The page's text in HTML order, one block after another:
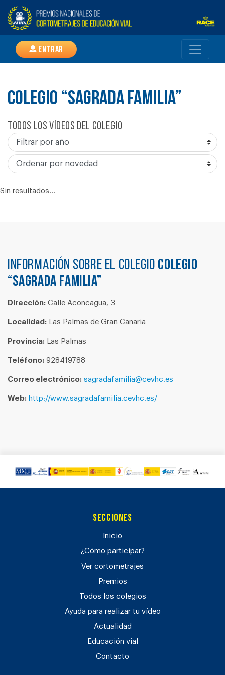
Entrar
COLEGIO “SAGRADA FAMILIA”
Todos los vídeos del colegio
Sin resultados...
Información sobre el colegio COLEGIO
“SAGRADA FAMILIA”
Dirección: Calle Aconcagua, 3
Localidad: Las Palmas de Gran Canaria
Provincia: Las Palmas
Teléfono: 928419788
Correo electrónico: sagradafamilia@cevhc.es
Web: http://www.sagradafamilia.cevhc.es/
Secciones
Inicio
¿Cómo participar?
Ver cortometrajes
Premios
Todos los colegios
Ayuda para realizar tu vídeo
Actualidad
Educación vial
Contacto